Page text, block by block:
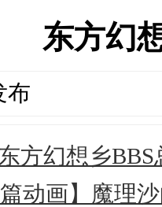
东方幻
布
方幻想乡
篇动画】魔理